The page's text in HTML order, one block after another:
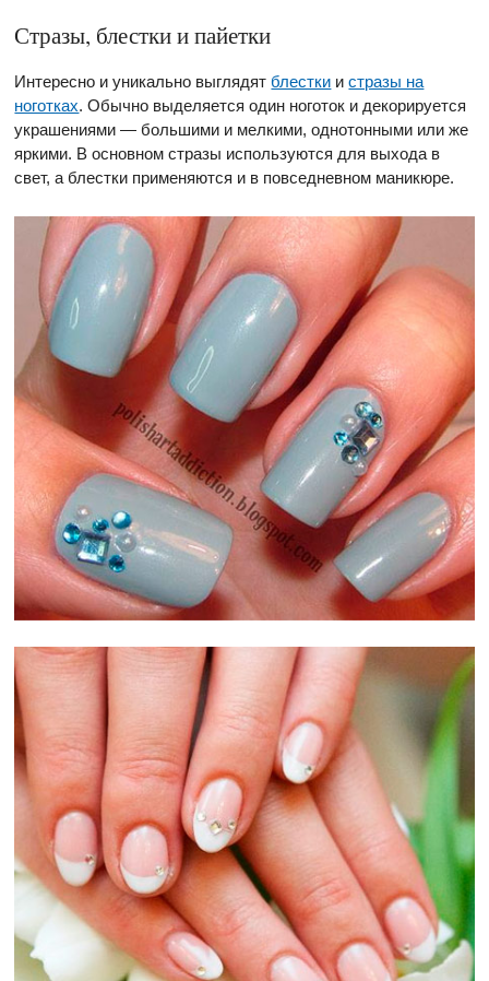
Стразы, блестки и пайетки
Интересно и уникально выглядятблестки истразы на
ноготках. Обычно выделяется один ноготок и декорируется
украшениями — большими и мелкими, однотонными или же
яркими. В основном стразы используются для выхода в
свет, а блестки применяются и в повседневном маникюре.